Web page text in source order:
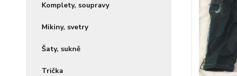
Komplety, soupravy
Mikiny, svetry
Šaty, sukně
Trička